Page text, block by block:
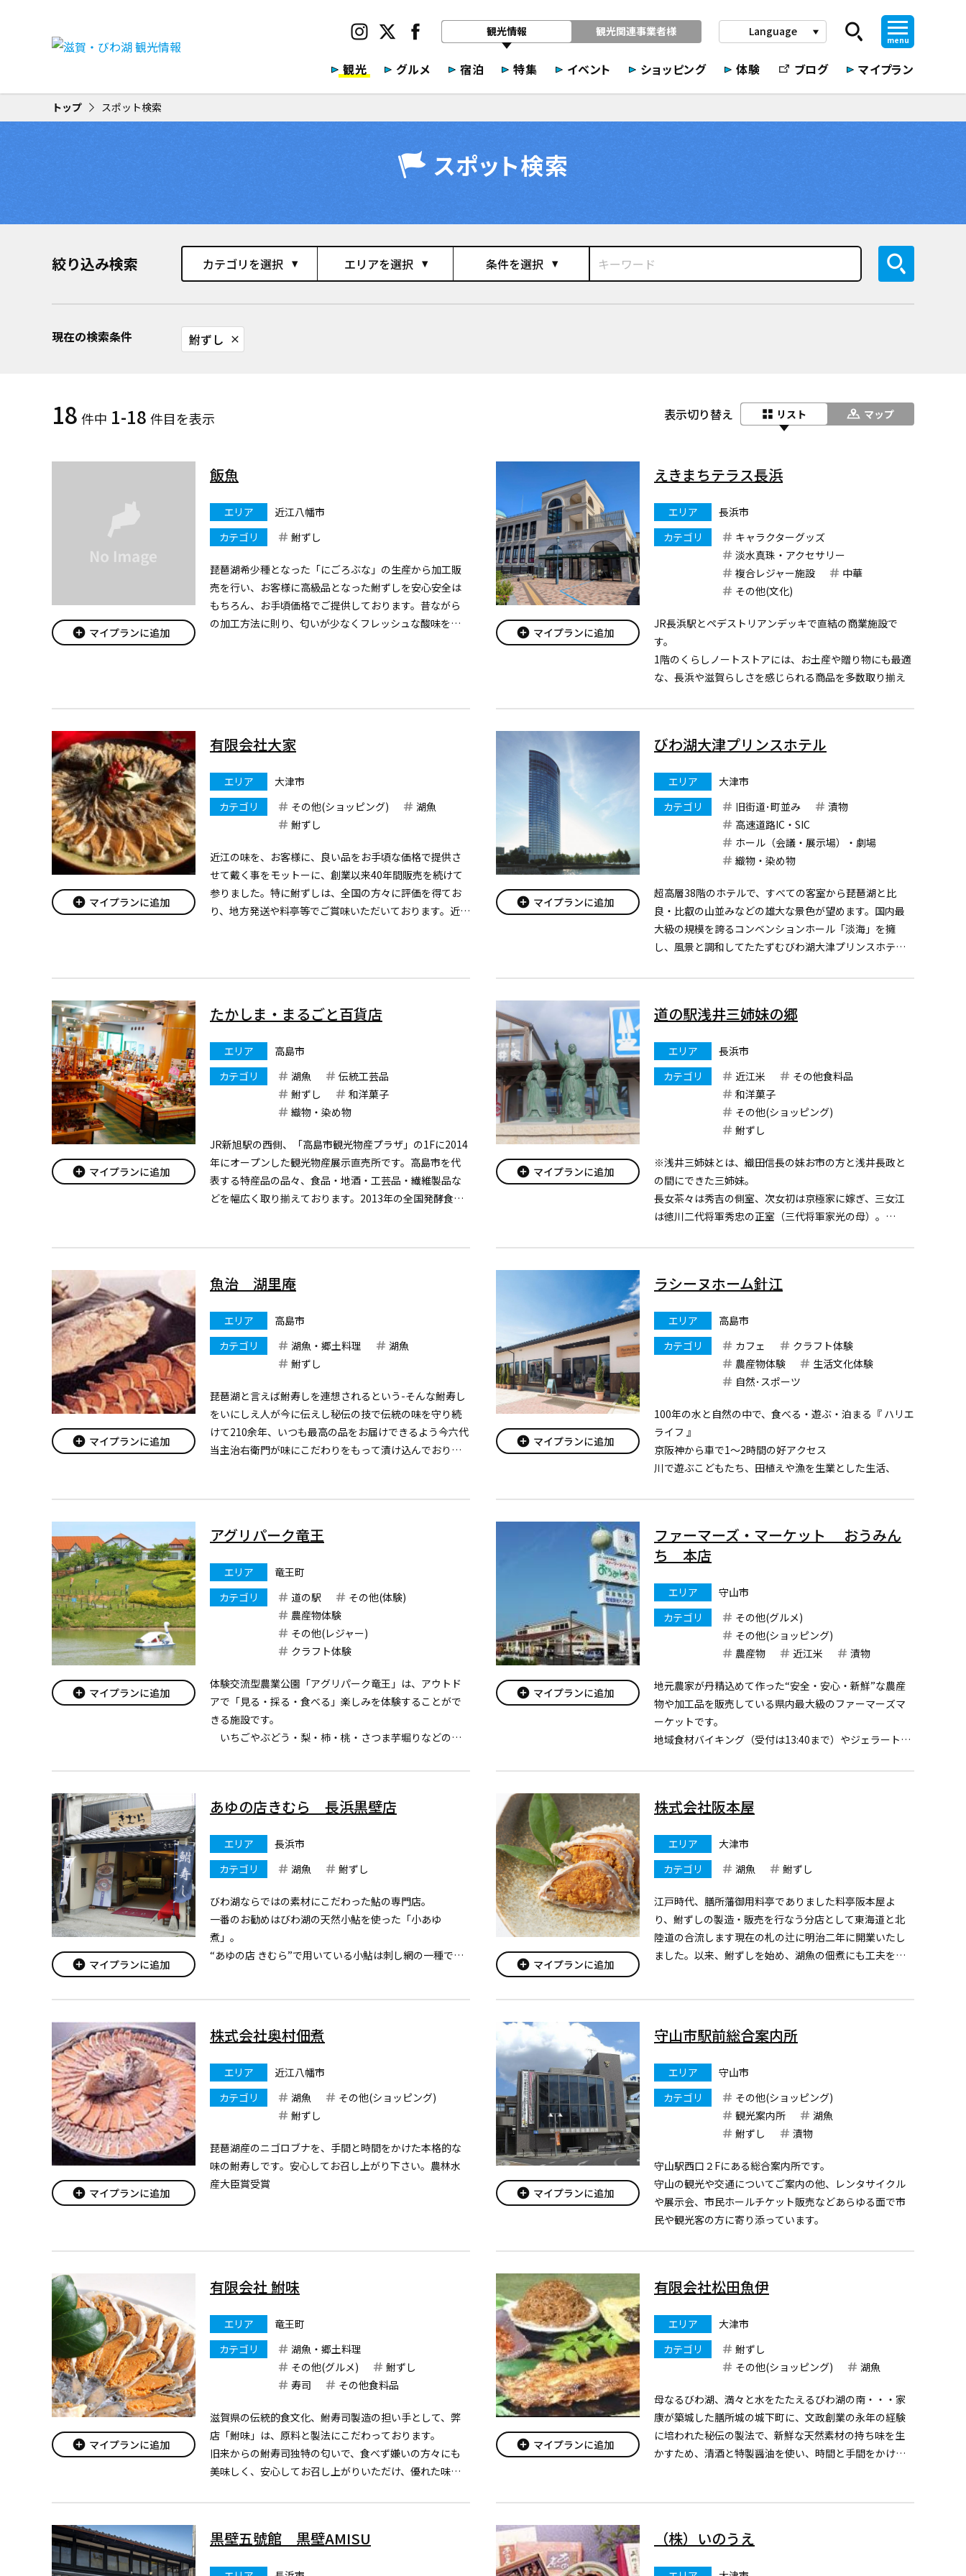
観光情報 観光関連事業者様 Language play_arrow
menu
観光 グルメ 宿泊 特集 イベント ショッピング 体験 ブログ マイプラン
トップ スポット検索
スポット検索
絞り込み検索 カテゴリを選択 play_arrow エリアを選択 play_arrow 条件を選択 play_arrow
現在の検索条件 鮒ずし close
18 件中 1-18 件目を表示 表示切り替え リスト マップ
add_circle マイプランに追加
飯魚
エリア
近江八幡市
カテゴリ
鮒ずし
琵琶湖希少種となった「にごろぶな」の生産から加工販
売を行い、お客様に高級品となった鮒ずしを安心安全は
もちろん、お手頃価格でご提供しております。昔ながら
の加工方法に則り、匂いが少なくフレッシュな酸味を味
add_circle マイプランに追加
えきまちテラス長浜
エリア
長浜市
カテゴリ
キャラクターグッズ
淡水真珠・アクセサリー
複合レジャー施設
中華
その他(文化)
JR長浜駅とペデストリアンデッキで直結の商業施設で
す。
1階のくらしノートストアには、お土産や贈り物にも最適
な、長浜や滋賀らしさを感じられる商品を多数取り揃え
館内には、飲食店舗が12店舗あり、休憩スペースや琵琶
レンタルキッチンやストリートピアノのほか、...
add_circle マイプランに追加
有限会社大家
エリア
大津市
カテゴリ
その他(ショッピング)
湖魚
鮒ずし
近江の味を、お客様に、良い品をお手頃な価格で提供さ
せて戴く事をモットーに、創業以来40年間販売を続けて
参りました。特に鮒ずしは、全国の方々に評価を得てお
り、地方発送や料亭等でご賞味いただいております。近江
add_circle マイプランに追加
びわ湖大津プリンスホテル
エリア
大津市
カテゴリ
旧街道･町並み
漬物
高速道路IC・SIC
ホール（会議・展示場）・劇場
織物・染め物
超高層38階のホテルで、すべての客室から琵琶湖と比
良・比叡の山並みなどの雄大な景色が望めます。国内最
大級の規模を誇るコンベンションホール「淡海」を擁
し、風景と調和してたたずむびわ湖大津プリンスホテル
最適です。
add_circle マイプランに追加
たかしま・まるごと百貨店
エリア
高島市
カテゴリ
湖魚
伝統工芸品
鮒ずし
和洋菓子
織物・染め物
JR新旭駅の西側、「高島市観光物産プラザ」の1Fに2014
年にオープンした観光物産展示直売所です。高島市を代
表する特産品の品々、食品・地酒・工芸品・繊維製品な
どを幅広く取り揃えております。2013年の全国発酵食品
ぢみ』の...
add_circle マイプランに追加
道の駅浅井三姉妹の郷
エリア
長浜市
カテゴリ
近江米
その他食料品
和洋菓子
その他(ショッピング)
鮒ずし
※浅井三姉妹とは、織田信長の妹お市の方と浅井長政と
の間にできた三姉妹。
長女茶々は秀吉の側室、次女初は京極家に嫁ぎ、三女江
は徳川二代将軍秀忠の正室（三代将軍家光の母）。
その三姉妹にまつわる、関ヶ原から賤ヶ岳を結ぶ街道を
add_circle マイプランに追加
魚治 湖里庵
エリア
高島市
カテゴリ
湖魚・郷土料理
湖魚
鮒ずし
琵琶湖と言えば鮒寿しを連想されるという-そんな鮒寿し
をいにしえ人が今に伝えし秘伝の技で伝統の味を守り続
けて210余年、いつも最高の品をお届けできるよう今六代
当主治右衛門が味にこだわりをもって漬け込んでおりま
き」、ぴりっと...
add_circle マイプランに追加
ラシーヌホーム針江
エリア
高島市
カテゴリ
カフェ
クラフト体験
農産物体験
生活文化体験
自然･スポーツ
100年の水と自然の中で、食べる・遊ぶ・泊まる『 ハリエ
ライフ 』
京阪神から車で1～2時間の好アクセス
川で遊ぶこどもたち、田植えや漁を生業とした生活、
この針江には日本の原風景が広がっています。
里山・水の郷での特別な時間。
...
add_circle マイプランに追加
アグリパーク竜王
エリア
竜王町
カテゴリ
道の駅
その他(体験)
農産物体験
その他(レジャー)
クラフト体験
体験交流型農業公園「アグリパーク竜王」は、アウトド
アで「見る・採る・食べる」楽しみを体験することがで
きる施設です。
いちごやぶどう・梨・柿・桃・さつま芋堀りなどの収
品など竜王町の特産品が勢揃いした直売店があります。
喫...
add_circle マイプランに追加
ファーマーズ・マーケット おうみん
ち 本店
エリア
守山市
カテゴリ
その他(グルメ)
その他(ショッピング)
農産物
近江米 漬物
地元農家が丹精込めて作った“安全・安心・新鮮”な農産
物や加工品を販売している県内最大級のファーマーズマ
ーケットです。
地域食材バイキング（受付は13:40まで）やジェラートコ
add_circle マイプランに追加
あゆの店きむら 長浜黒壁店
エリア
長浜市
カテゴリ
湖魚 鮒ずし
びわ湖ならではの素材にこだわった鮎の専門店。
一番のお勧めはびわ湖の天然小鮎を使った「小あゆ
煮」。
“あゆの店 きむら”で用いている小鮎は刺し網の一種であ
朝一番に揚がったこの新鮮な小鮎を原...
add_circle マイプランに追加
株式会社阪本屋
エリア
大津市
カテゴリ
湖魚 鮒ずし
江戸時代、膳所藩御用料亭でありました料亭阪本屋よ
り、鮒ずしの製造・販売を行なう分店として東海道と北
陸道の合流します現在の札の辻に明治二年に開業いたし
ました。以来、鮒ずしを始め、湖魚の佃煮にも工夫を重
add_circle マイプランに追加
株式会社奥村佃煮
エリア
近江八幡市
カテゴリ
湖魚
その他(ショッピング)
鮒ずし
琵琶湖産のニゴロブナを、手間と時間をかけた本格的な
味の鮒寿しです。安心してお召し上がり下さい。農林水
産大臣賞受賞
add_circle マイプランに追加
守山市駅前総合案内所
エリア
守山市
カテゴリ
その他(ショッピング)
観光案内所
湖魚
鮒ずし
漬物
守山駅西口２Fにある総合案内所です。
守山の観光や交通についてご案内の他、レンタサイクル
や展示会、市民ホールチケット販売などあらゆる面で市
民や観光客の方に寄り添っています。
旅のお帰りの際にはぜひお立ち寄りください。
add_circle マイプランに追加
有限会社 鮒味
エリア
竜王町
カテゴリ
湖魚・郷土料理
その他(グルメ)
鮒ずし
寿司
その他食料品
滋賀県の伝統的食文化、鮒寿司製造の担い手として、弊
店「鮒味」は、原料と製法にこだわっております。
旧来からの鮒寿司独特の匂いで、食べず嫌いの方々にも
美味しく、安心してお召し上がりいただけ、優れた味で
す。
「鮒寿司...
add_circle マイプランに追加
有限会社松田魚伊
エリア
大津市
カテゴリ
鮒ずし
その他(ショッピング)
湖魚
母なるびわ湖、満々と水をたたえるびわ湖の南・・・家
康が築城した膳所城の城下町に、文政創業の永年の経験
に培われた秘伝の製法で、新鮮な天然素材の持ち味を生
かすため、清酒と特製醤油を使い、時間と手間をかけて
また代々伝わる注ぎ足しタレで、備長炭の煙に燻しなが
黒壁五號館 黒壁AMISU （株）いのうえ